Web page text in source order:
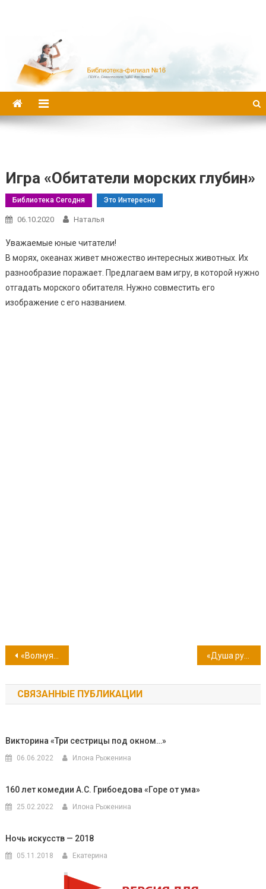
Игра «Обитатели морских глубин»
Библиотека Сегодня Это Интересно
06.10.2020 Наталья
Уважаемые юные читатели!
В морях, океанах живет множество интересных животных. Их
разнообразие поражает. Предлагаем вам игру, в которой нужно
отгадать морского обитателя. Нужно совместить его
изображение с его названием.
Навигация
по
записям
«Волнуясь сердцем и стихом…»: 3 октября — 125 лет со дня рождения поэта Сергея Есенина «Душа русской поэзии»: Сергей Есенин
СВЯЗАННЫЕ ПУБЛИКАЦИИ
Викторина «Три сестрицы под окном…»
06.06.2022 Илона Рыженина
160 лет комедии А.С. Грибоедова «Горе от ума»
25.02.2022 Илона Рыженина
Ночь искусств — 2018
05.11.2018 Екатерина